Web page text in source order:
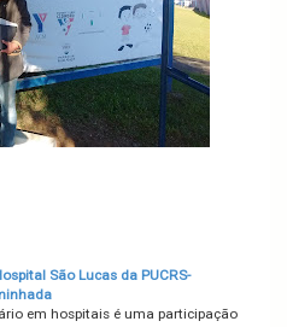
São Lucas da PUCRS-
em hospitais é uma participação